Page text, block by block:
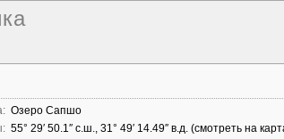
Озеро Сапшо
55° 29′ 50.1″ с.ш., 31° 49′ 14.49″ в.д. (смотреть на